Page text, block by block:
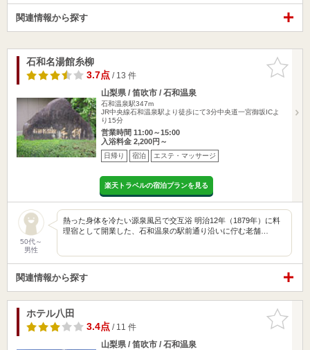
関連情報から探す
お気に入
りに追加
石和名湯館糸柳
3.7点/ 13 件
山梨県 / 笛吹市 / 石和温泉
石和温泉駅347m
JR中央線石和温泉駅より徒歩にて3分中央道一宮御坂ICよ
り15分
営業時間 11:00～15:00
入浴料金 2,200円～
日帰り 宿泊 エステ・マッサージ
楽天トラベルの宿泊プランを見る
50代～
男性
熱った身体を冷たい源泉風呂で交互浴 明治12年（1879年）に料
理宿として開業した、石和温泉の駅前通り沿いに佇む老舗…
関連情報から探す
お気に入
りに追加
ホテル八田
3.4点/ 11 件
山梨県 / 笛吹市 / 石和温泉